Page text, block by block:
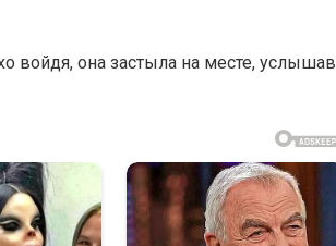
войдя, она застыла на месте, услышав